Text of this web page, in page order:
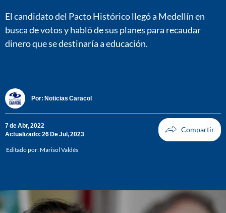
El candidato del Pacto Histórico llegó a Medellín en
busca de votos y habló de sus planes para recaudar
dinero que se destinaría a educación.
Por: Noticias Caracol
7 de Abr, 2022
Actualizado: 26 De Jul, 2023
Editado por: Marisol Valdés